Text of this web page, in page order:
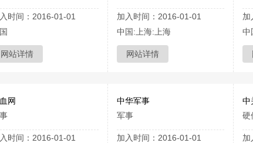
时间：2016-01-01
网站详情
加入时间：2016-01-01
中国:上海:上海
网站详情
加
中
网
时间：2016-01-01
中华军事
军事
加入时间：2016-01-01
中
硬
加